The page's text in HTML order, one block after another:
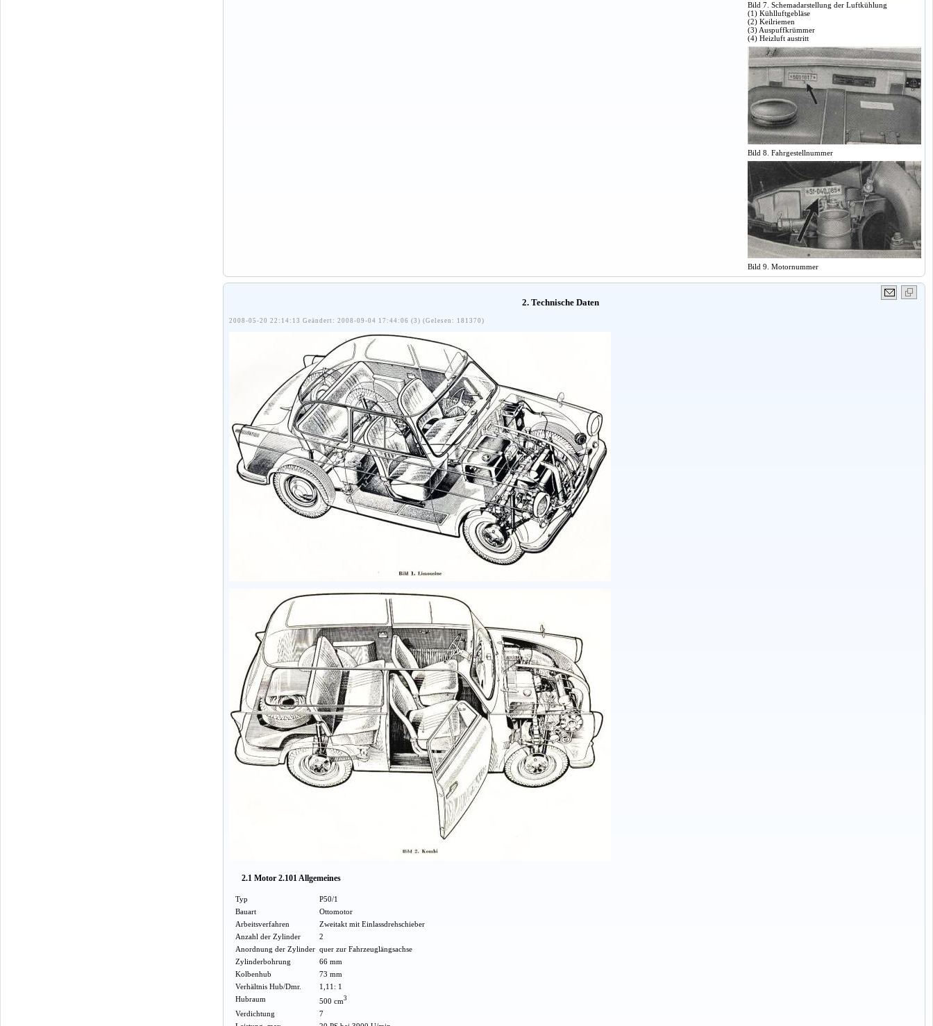
Bild 7. Schemadarstellung der Luftkühlung
(1) Kühlluftgebläse
(2) Keilriemen
(3) Auspuffkrümmer
(4) Heizluft austritt
Bild 8. Fahrgestellnummer
Bild 9. Motornummer
2. Technische Daten
2008-05-20 22:14:13 Geändert: 2008-09-04 17:44:06 (3) (Gelesen: 181370)
2.1 Motor 2.101 Allgemeines
Typ
P50/1
Bauart
Ottomotor
Arbeitsverfahren
Zweitakt mit Einlassdrehschieber
Anzahl der Zylinder
2
Anordnung der Zylinder quer zur Fahrzeuglängsachse
Zylinderbohrung
66 mm
Kolbenhub
73 mm
Verhältnis Hub/Dmr.
1,11: 1
Hubraum
500 cm3
Verdichtung
7